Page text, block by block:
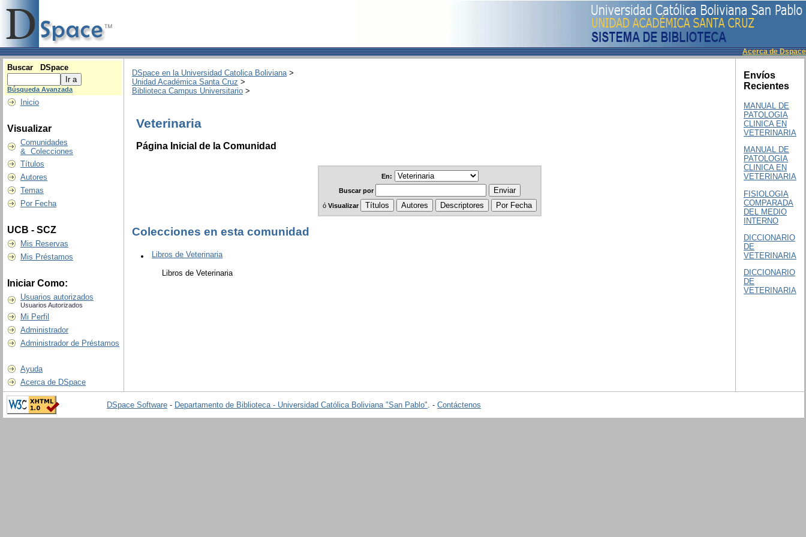
Acerca de Dspace
Buscar DSpace
Búsqueda Avanzada
Inicio
Visualizar
Comunidades
& Colecciones
Títulos
Autores
Temas
Por Fecha
UCB - SCZ
Mis Reservas
Mis Préstamos
Iniciar Como:
Usuarios autorizados
Usuarios Autorizados
Mi Perfil
Administrador
Administrador de Préstamos
Ayuda
Acerca de DSpace
DSpace en la Universidad Catolica Boliviana>
Unidad Académica Santa Cruz >
Biblioteca Campus Universitario >
Veterinaria
Página Inicial de la Comunidad
En:
Buscar por
ó Visualizar
Colecciones en esta comunidad
Libros de Veterinaria
Libros de Veterinaria
Envíos
Recientes
MANUAL DE
PATOLOGIA
CLINICA EN
VETERINARIA
MANUAL DE
PATOLOGIA
CLINICA EN
VETERINARIA
FISIOLOGIA
COMPARADA
DEL MEDIO
INTERNO
DICCIONARIO
DE
VETERINARIA
DICCIONARIO
DE
VETERINARIA
DSpace Software - Departamento de Biblioteca - Universidad Católica Boliviana "San Pablo". - Contáctenos